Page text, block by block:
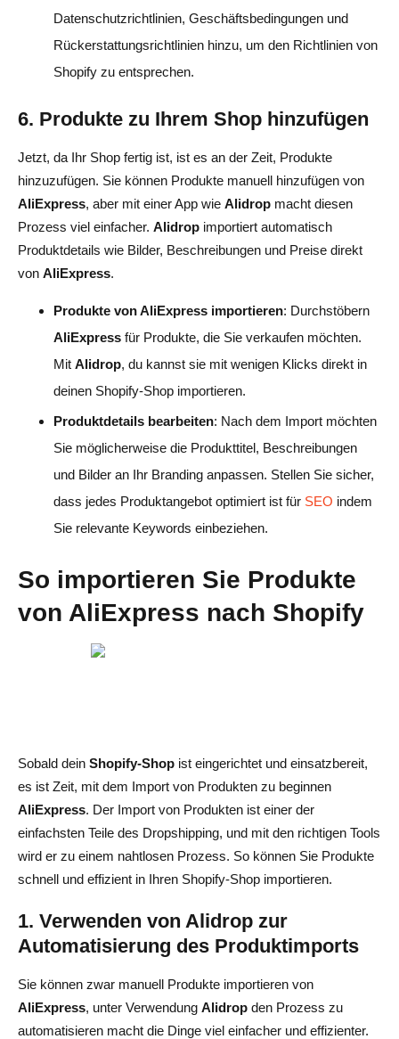
Datenschutzrichtlinien, Geschäftsbedingungen und
Rückerstattungsrichtlinien hinzu, um den Richtlinien von
Shopify zu entsprechen.
6. Produkte zu Ihrem Shop hinzufügen
Jetzt, da Ihr Shop fertig ist, ist es an der Zeit, Produkte
hinzuzufügen. Sie können Produkte manuell hinzufügen von
AliExpress, aber mit einer App wie Alidrop macht diesen
Prozess viel einfacher. Alidrop importiert automatisch
Produktdetails wie Bilder, Beschreibungen und Preise direkt
von AliExpress.
Produkte von AliExpress importieren: Durchstöbern
AliExpress für Produkte, die Sie verkaufen möchten.
Mit Alidrop, du kannst sie mit wenigen Klicks direkt in
deinen Shopify-Shop importieren.
Produktdetails bearbeiten: Nach dem Import möchten
Sie möglicherweise die Produkttitel, Beschreibungen
und Bilder an Ihr Branding anpassen. Stellen Sie sicher,
dass jedes Produktangebot optimiert ist für SEO indem
Sie relevante Keywords einbeziehen.
So importieren Sie Produkte
von AliExpress nach Shopify
Sobald dein Shopify-Shop ist eingerichtet und einsatzbereit,
es ist Zeit, mit dem Import von Produkten zu beginnen
AliExpress. Der Import von Produkten ist einer der
einfachsten Teile des Dropshipping, und mit den richtigen Tools
wird er zu einem nahtlosen Prozess. So können Sie Produkte
schnell und effizient in Ihren Shopify-Shop importieren.
1. Verwenden von Alidrop zur
Automatisierung des Produktimports
Sie können zwar manuell Produkte importieren von
AliExpress, unter Verwendung Alidrop den Prozess zu
automatisieren macht die Dinge viel einfacher und effizienter.